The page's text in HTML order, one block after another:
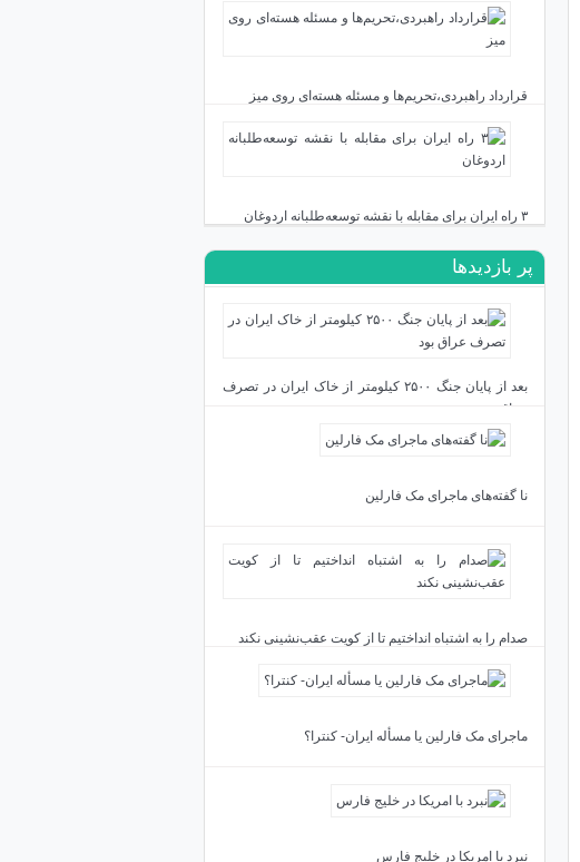
قرارداد راهبردی،تحریم‌ها و مسئله هسته‌ای روی میز
۳ راه ایران برای مقابله با نقشه توسعه‌طلبانه اردوغان
دی ۱۹, ۱۴۰۳
پر بازدیدها
بعد از پایان جنگ ۲۵۰۰ کیلومتر از خاک ایران در تصرف
عراق بود
نا گفته‌های ماجرای مک فارلین
صدام را به اشتباه انداختیم تا از کویت عقب‌نشینی نکند
ماجرای مک فارلین یا مسأله ایران- کنترا؟
نبرد با امریکا در خلیج فارس